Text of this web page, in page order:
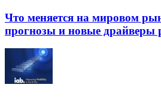
Что меняется на мировом
прогнозы и новые драйверы